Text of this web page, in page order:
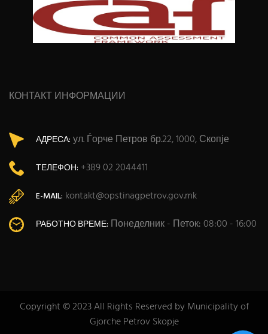
КОНТАКТ ИНФОРМАЦИИ
АДРЕСА: ул. Ѓорче Петров бр.22, 1000, Скопје
ТЕЛЕФОН: +389 02 2044411
E-MAIL: kontakt@opstinagpetrov.gov.mk
РАБОТНО ВРЕМЕ: Понеделник - Петок: 08:00 - 16:00
Copyright © 2023 All Rights Reserved by Municipality of
Gjorche Petrov Skopje